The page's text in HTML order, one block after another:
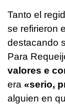
Tanto el
se refirieron
destacando
Para
valores e
era «serio,
alguien en